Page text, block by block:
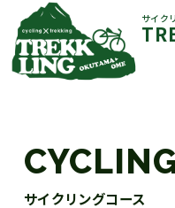
サイク
サイクリングコース